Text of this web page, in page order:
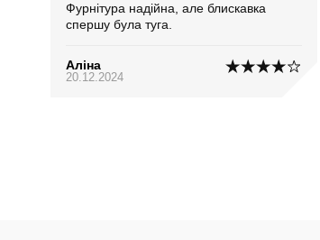
Фурнітура надійна, але блискавка
спершу була туга.
Аліна
20.12.2024